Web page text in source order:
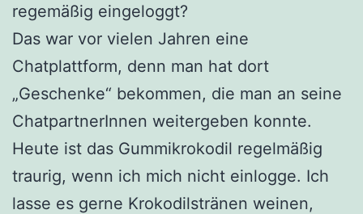
regemäßig eingeloggt?
Das war vor vielen Jahren eine
Chatplattform, denn man hat dort
„Geschenke“ bekommen, die man an seine
ChatpartnerInnen weitergeben konnte.
Heute ist das Gummikrokodil regelmäßig
traurig, wenn ich mich nicht einlogge. Ich
lasse es gerne Krokodilstränen weinen,